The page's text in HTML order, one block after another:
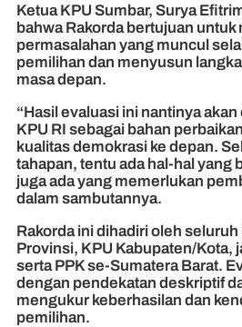
Ketua KPU Sumbar, Surya
bahwa Rakorda bertujuan
permasalahan yang muncul
pemilihan dan menyusun
masa depan.
“Hasil evaluasi ini nantinya
KPU RI sebagai bahan
kualitas demokrasi ke depan.
tahapan, tentu ada hal-hal yang
juga ada yang memerlukan
dalam sambutannya.
Rakorda ini dihadiri oleh
Provinsi, KPU Kabupaten/Kota,
serta PPK se-Sumatera Barat.
dengan pendekatan deskriptif
mengukur keberhasilan dan
pemilihan.